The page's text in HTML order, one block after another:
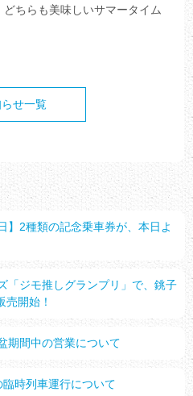
ちらも美味しいサマータイム
せ一覧
】2種類の記念乗車券が、本日よ
「ジモ推しグランプリ」で、銚子
開始！
期間中の営業について
時列車運行について